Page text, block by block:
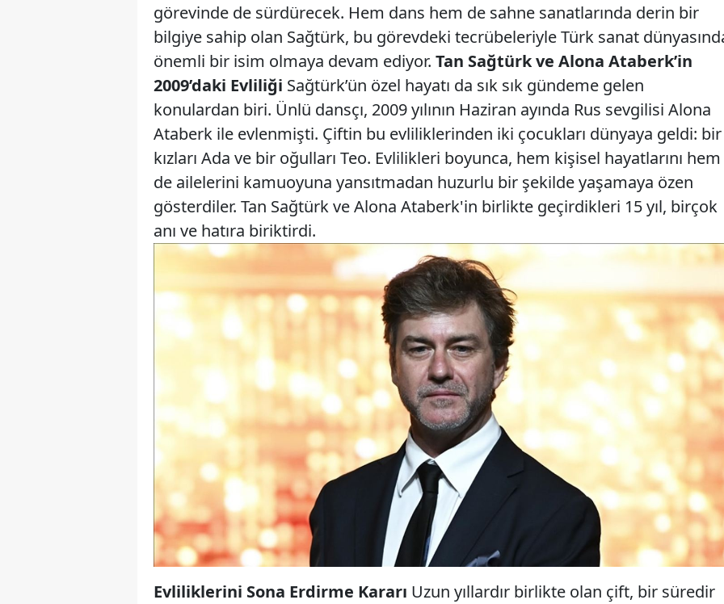
görevinde de sürdürecek. Hem dans hem de sahne sanatlarında derin bir
bilgiye sahip olan Sağtürk, bu görevdeki tecrübeleriyle Türk sanat
önemli bir isim olmaya devam ediyor. Tan Sağtürk ve Alona Ataberk’in
2009’daki Evliliği Sağtürk’ün özel hayatı da sık sık gündeme gelen
konulardan biri. Ünlü dansçı, 2009 yılının Haziran ayında Rus sevgilisi Alona
Ataberk ile evlenmişti. Çiftin bu evliliklerinden iki çocukları dünyaya geldi: bir
kızları Ada ve bir oğulları Teo. Evlilikleri boyunca, hem kişisel hayatlarını hem
de ailelerini kamuoyuna yansıtmadan huzurlu bir şekilde yaşamaya özen
gösterdiler. Tan Sağtürk ve Alona Ataberk'in birlikte geçirdikleri 15 yıl, birçok
anı ve hatıra biriktirdi.
Evliliklerini Sona Erdirme Kararı Uzun yıllardır birlikte olan çift, bir süredir